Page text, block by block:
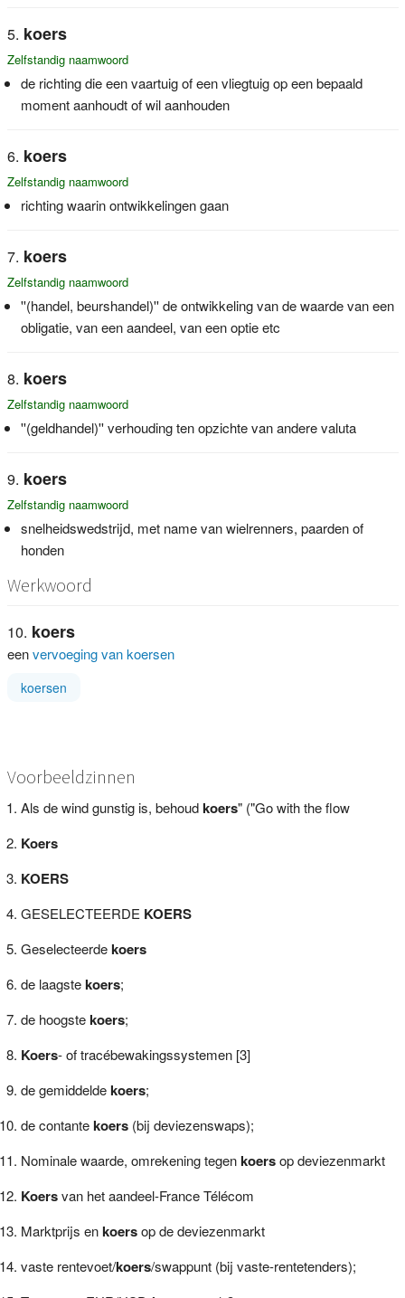
koers
Zelfstandig naamwoord
de richting die een vaartuig of een vliegtuig op een bepaald
moment aanhoudt of wil aanhouden
koers
Zelfstandig naamwoord
richting waarin ontwikkelingen gaan
koers
Zelfstandig naamwoord
''(handel, beurshandel)'' de ontwikkeling van de waarde van een
obligatie, van een aandeel, van een optie etc
koers
Zelfstandig naamwoord
''(geldhandel)'' verhouding ten opzichte van andere valuta
koers
Zelfstandig naamwoord
snelheidswedstrijd, met name van wielrenners, paarden of
honden
Werkwoord
koers
eenvervoeging van koersen
koersen
Voorbeeldzinnen
Als de wind gunstig is, behoudkoers" ("Go with the flow
Koers
KOERS
GESELECTEERDE KOERS
Geselecteerdekoers
de laagstekoers;
de hoogstekoers;
Koers- of tracébewakingssystemen [3]
de gemiddeldekoers;
de contantekoers(bij deviezenswaps);
Nominale waarde, omrekening tegenkoersop deviezenmarkt
Koersvan het aandeel-France Télécom
Marktprijs enkoersop de deviezenmarkt
vaste rentevoet/koers/swappunt (bij vaste-rentetenders);